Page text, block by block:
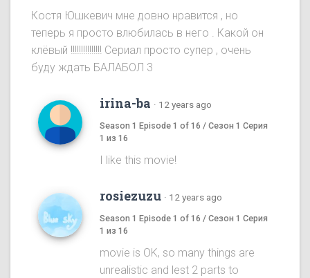
Костя Юшкевич мне довно нравится , но
теперь я просто влюбилась в него . Какой он
клёвый !!!!!!!!!!!!!!! Сериал просто супер , очень
буду ждать БАЛАБОЛ 3
irina-ba · 12 years ago
Season 1 Episode 1 of 16 / Сезон 1 Серия
1 из 16
I like this movie!
rosiezuzu · 12 years ago
Season 1 Episode 1 of 16 / Сезон 1 Серия
1 из 16
movie is OK, so many things are
unrealistic and lest 2 parts to